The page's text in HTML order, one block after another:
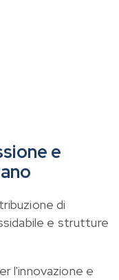
e
di
e strutture
l'innovazione e